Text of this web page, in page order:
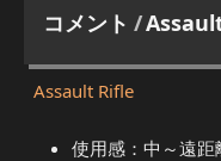
コメント /
Assault Rifle
使用感：中～遠